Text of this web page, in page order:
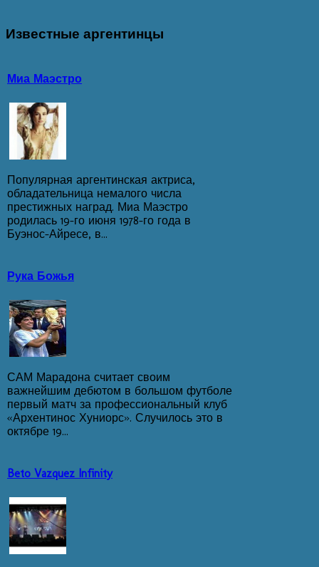
Известные аргентинцы
Миа Маэстро
Популярная аргентинская актриса,
обладательница немалого числа
престижных наград. Миа Маэстро
родилась 19-го июня 1978-го года в
Буэнос-Айресе, в...
Рука Божья
САМ Марадона считает своим
важнейшим дебютом в большом футболе
первый матч за профессиональный клуб
«Архентинос Хуниорс». Случилось это в
октябре 19...
Beto Vazquez Infinity